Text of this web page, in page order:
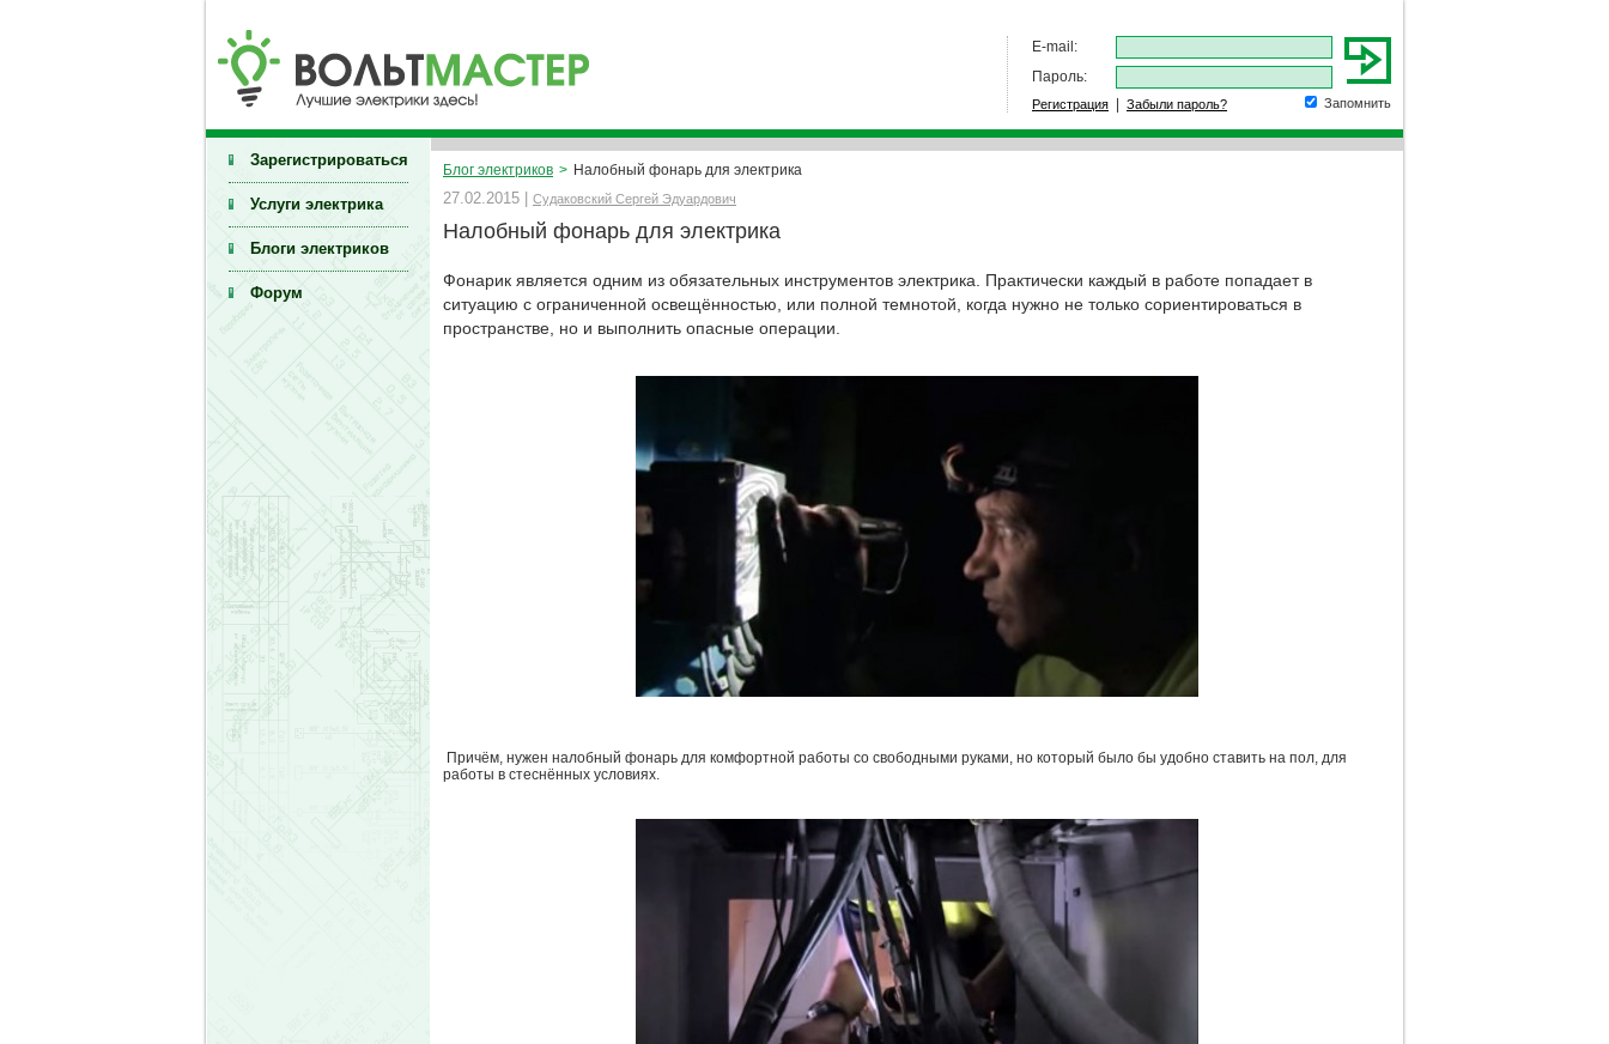
E-mail:
Пароль:
Запомнить
Регистрация Забыли пароль?
Зарегистрироваться
Услуги электрика
Блоги электриков
Форум
Блог электриков > Налобный фонарь для электрика
27.02.2015 | Судаковский Сергей Эдуардович
Налобный фонарь для электрика
Фонарик является одним из обязательных инструментов электрика. Практически каждый в работе попадает в
ситуацию с ограниченной освещённостью, или полной темнотой, когда нужно не только сориентироваться в
пространстве, но и выполнить опасные операции.
Причём, нужен налобный фонарь для комфортной работы со свободными руками, но который было бы удобно ставить на пол, для
работы в стеснённых условиях.